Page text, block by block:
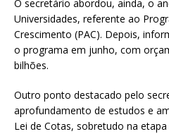
O secretário abordou, ainda, o
Universidades, referente ao
Crescimento (PAC). Depois,
o programa em junho, com
bilhões.
Outro ponto destacado pelo
aprofundamento de estudos e
Lei de Cotas, sobretudo na